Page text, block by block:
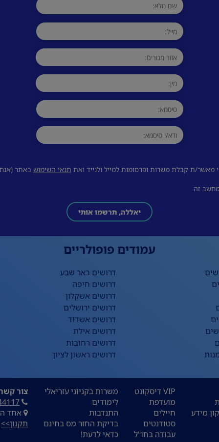
מאשר/ת קבלת משרות ופרסומות למייל ולנייד ואת תנאי השימוש באתר
זה
יאללה, תרשמו אותי
עמודים פופולריים
דרושים באר שבע
דרושים חיפה
דרושים אשקלון
דרושים ירושלים
דרושים אשדוד
דרושים אילת
דרושים רחובות
דרושים ראשון לציון
מידע
VIP דיסקונט
מועדפת
חיילים
סטודנטים
עבודה בחו"ל
משרות בקניוני עזריאלי
לימודים
התנדבות
בדיקת החזר מס בחינם
כדאי לדעת!
צור
אחד העם 9,
תקנון>>